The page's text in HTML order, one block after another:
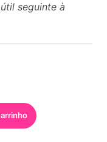
seguinte à